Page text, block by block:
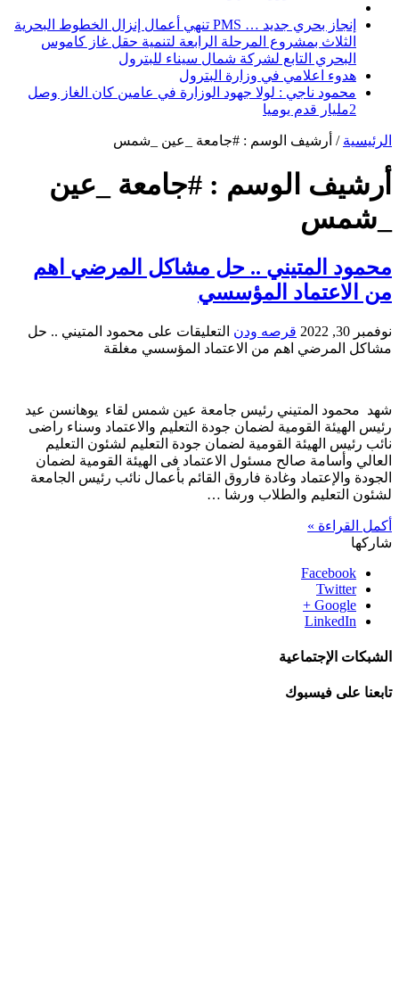
إنجاز بحري جديد … PMS تنهي أعمال إنزال الخطوط البحرية
الثلاث بمشروع المرحلة الرابعة لتنمية حقل غاز كاموس
البحري التابع لشركة شمال سيناء للبترول
هدوء اعلامي في وزارة البترول
محمود ناجي : لولا جهود الوزارة في عامين كان الغاز وصل
2مليار قدم يوميا
الرئيسية / أرشيف الوسم : #جامعة _عين _شمس
أرشيف الوسم : #جامعة _عين
_شمس
محمود المتيني .. حل مشاكل المرضي اهم
من الاعتماد المؤسسي
نوفمبر 30, 2022 قرصه ودن التعليقات على محمود المتيني .. حل
مشاكل المرضي اهم من الاعتماد المؤسسي مغلقة
شهد محمود المتيني رئيس جامعة عين شمس لقاء يوهانسن عيد
رئيس الهيئة القومية لضمان جودة التعليم والاعتماد وسناء راضى
نائب رئيس الهيئة القومية لضمان جودة التعليم لشئون التعليم
العالي وأسامة صالح مسئول الاعتماد فى الهيئة القومية لضمان
الجودة والإعتماد وغادة فاروق القائم بأعمال نائب رئيس الجامعة
لشئون التعليم والطلاب ورشا …
أكمل القراءة »
شاركها
Facebook
Twitter
Google +
LinkedIn
الشبكات الإجتماعية
تابعنا على فيسبوك